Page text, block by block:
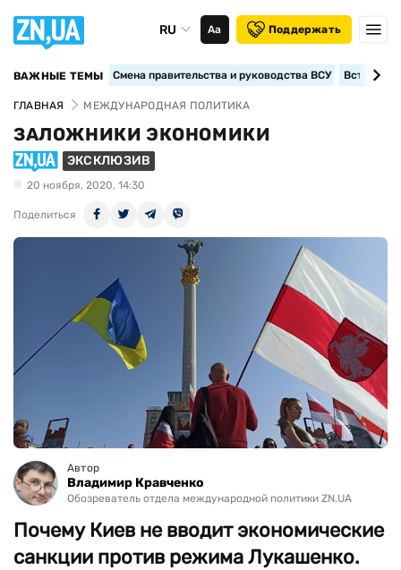
RU Аа Поддержать
ВАЖНЫЕ ТЕМЫ Смена правительства и руководства ВСУ
ГЛАВНАЯ МЕЖДУНАРОДНАЯ ПОЛИТИКА
ЗАЛОЖНИКИ ЭКОНОМИКИ
ЭКСКЛЮЗИВ
20 ноября, 2020, 14:30
Поделиться
Автор
Владимир Кравченко
Обозреватель отдела международной политики ZN.UA
Почему Киев не вводит экономические
санкции против режима Лукашенко.